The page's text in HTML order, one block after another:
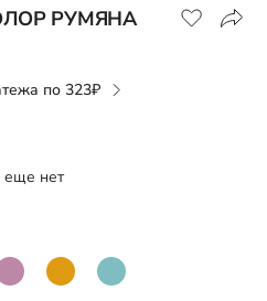
РУМЯНА
по 323
нет
Показать на карте